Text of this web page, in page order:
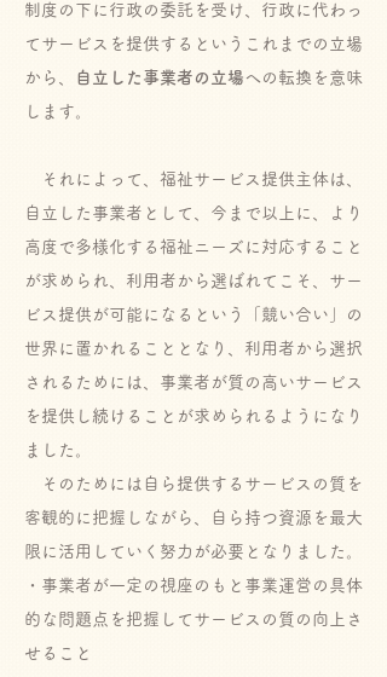
制度の下に行政の委託を受け、行政に代わっ
てサービスを提供するというこれまでの立場
から、
自立した事業者の立場 への転換を意味
します。
それによって、福祉サービス提供主体は、
自立した事業者として、今まで以上に、より
高度で多様化する福祉ニーズに対応すること
が求められ、利用者から選ばれてこそ、サー
ビス提供が可能になるという「競い合い」の
世界に置かれることとなり、利用者から選択
されるためには、事業者が質の高いサービス
を提供し続けることが求められるようになり
ました。
そのためには自ら提供するサービスの質を
客観的に把握しながら、自ら持つ資源を最大
限に活用していく努力が必要となりました。
・事業者が一定の視座のもと事業運営の具体
的な問題点を把握してサービスの質の向上さ
せること